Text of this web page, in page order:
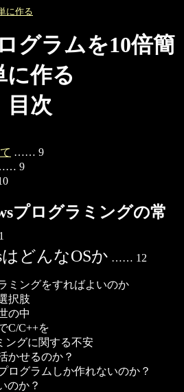
に作る
グラムを10倍簡
に作る
目次
…… 9
9
プログラミングの常
どんなOSか …… 12
ミングをすればよいのか
択肢
の中
C/C++を
ングに関する不安
かせるのか？
ログラムしか作れないのか？
のか？